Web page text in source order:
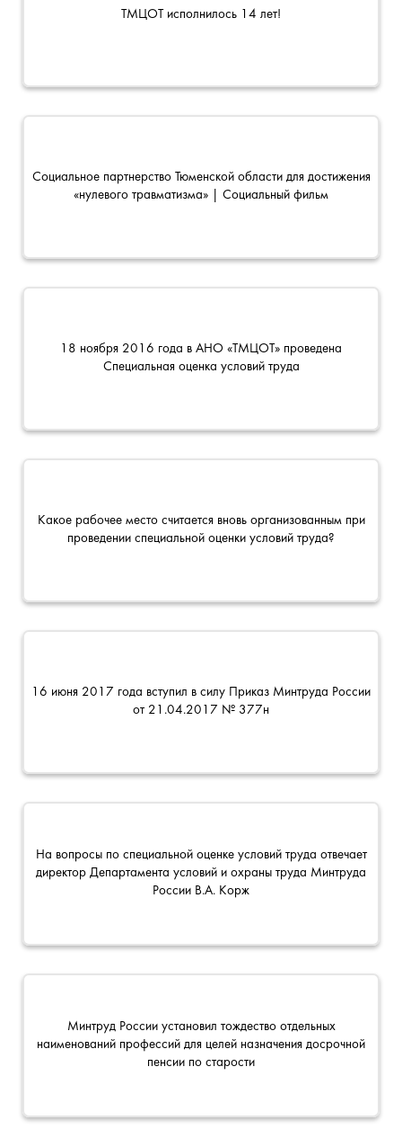
ТМЦОТ исполнилось 14 лет!
Социальное партнерство Тюменской области для достижения
«нулевого травматизма» | Социальный фильм
18 ноября 2016 года в АНО «ТМЦОТ» проведена
Специальная оценка условий труда
Какое рабочее место считается вновь организованным при
проведении специальной оценки условий труда?
16 июня 2017 года вступил в силу Приказ Минтруда России
от 21.04.2017 № 377н
На вопросы по специальной оценке условий труда отвечает
директор Департамента условий и охраны труда Минтруда
России В.А. Корж
Минтруд России установил тождество отдельных
наименований профессий для целей назначения досрочной
пенсии по старости